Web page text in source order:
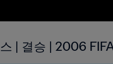
| 결승 | 2006